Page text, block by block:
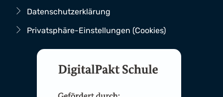
Datenschutzerklärung
Privatsphäre-Einstellungen (Cookies)